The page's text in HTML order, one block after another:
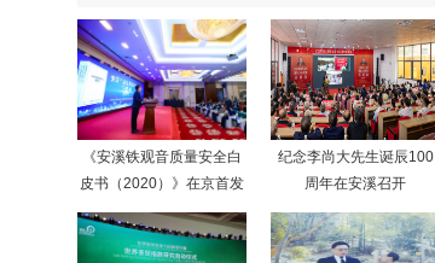
《安溪铁观音质量安全白
皮书（2020）》在京首发
纪念李尚大先生诞辰100
周年在安溪召开